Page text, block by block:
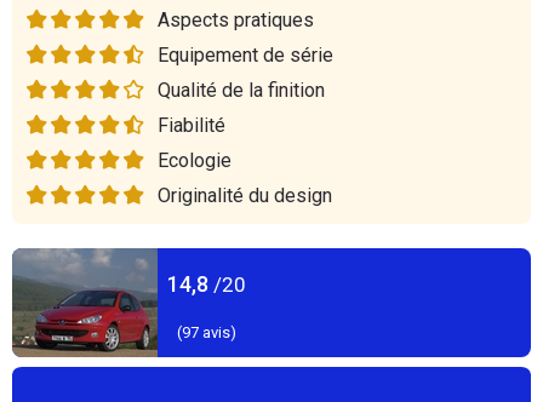
Aspects pratiques
Equipement de série
Qualité de la finition
Fiabilité
Ecologie
Originalité du design
14,8 /20
(97 avis)